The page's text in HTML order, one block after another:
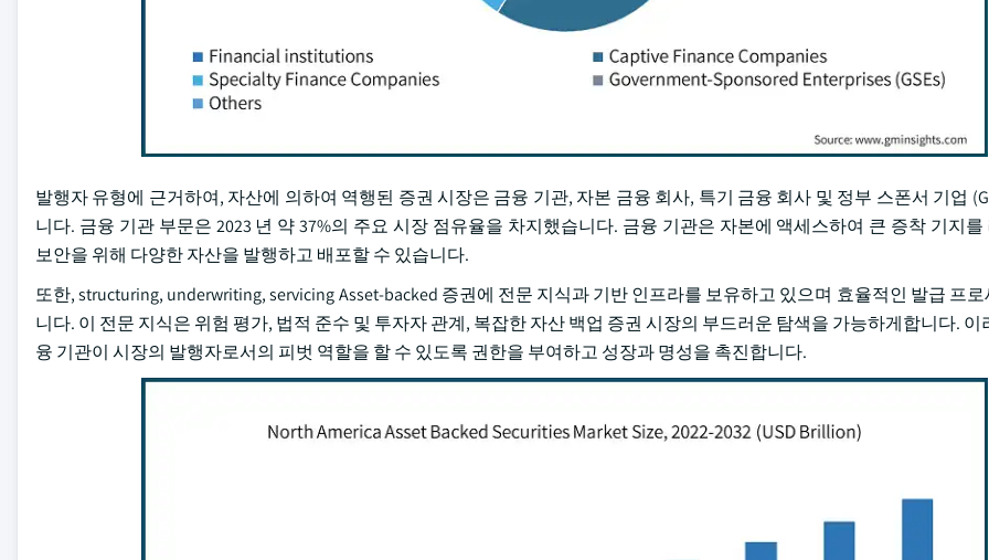
발행자 유형에 근거하여, 자산에 의하여 역행된 증권 시장은 금융 기관, 자본 금융 회사, 특기 금융 회사 및 정부 스폰서 기업
니다. 금융 기관 부문은 2023 년 약 37%의 주요 시장 점유율을 차지했습니다. 금융 기관은 자본에 액세스하여 큰 증착 기지
보안을 위해 다양한 자산을 발행하고 배포할 수 있습니다.
또한, structuring, underwriting, servicing Asset-backed 증권에 전문 지식과 기반 인프라를 보유하고 있으며 효율적인 발급 프
니다. 이 전문 지식은 위험 평가, 법적 준수 및 투자자 관계, 복잡한 자산 백업 증권 시장의 부드러운 탐색을 가능하게합니다. 이
융 기관이 시장의 발행자로서의 피벗 역할을 할 수 있도록 권한을 부여하고 성장과 명성을 촉진합니다.